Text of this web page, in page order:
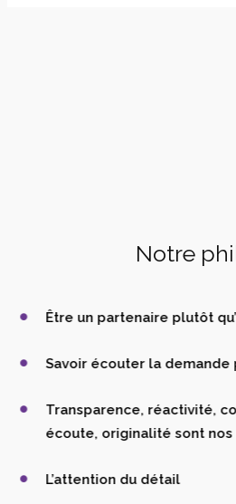
Notre
Être un partenaire plutôt
Savoir écouter la
Transparence, réactivité,
écoute, originalité sont
L’attention du détail